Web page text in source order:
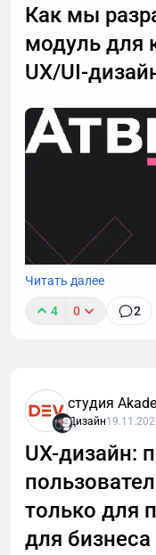
Вместо этого мы
Как мы
модуль для
UX/UI-
На примере
показываем весь
сценариев до
роли участвуют и
Читать далее
4 0 2
студия
Дизайн
UX-дизайн:
только для
для бизнеса